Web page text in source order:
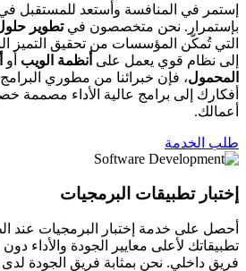
إستمر في المنافسة وأستعد للمستقبل
بإستمرار. نحن متخصصون فيتطوير
التي تُمكّن المؤسسات من تحقيق التميز
إلى نظام قوي يعمل على أنظمة الويب أو
المحمول، فإن خبرائنا من مطوري
أفكارك إلى برامج عالية الأداء مصممة
أعمالك.
طلب الخدمة
إختبار تطبيقات البرمجيات
أحصل على خدمة إختبار البرمجيات عند
تطبيقاتك لأعلى معايير الجودة والأداء
فريق داخلي. نحن بمثابة فريق الجودة